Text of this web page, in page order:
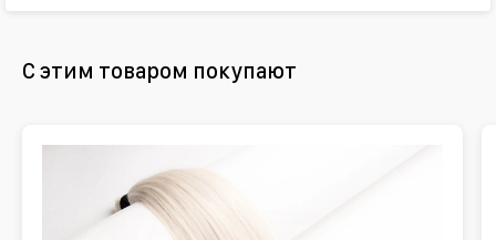
С этим товаром покупают